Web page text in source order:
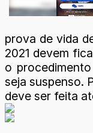
prova de vida
2021 devem
o
seja suspenso.
deve ser feita